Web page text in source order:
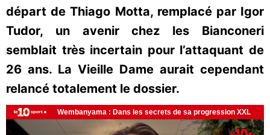
départ de Thiago Motta, remplacé par Igor
Tudor, un avenir chez les Bianconeri
semblait très incertain pour l’attaquant de
26 ans. La Vieille Dame aurait cependant
relancé totalement le dossier.